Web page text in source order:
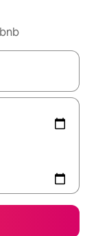
je een keuze